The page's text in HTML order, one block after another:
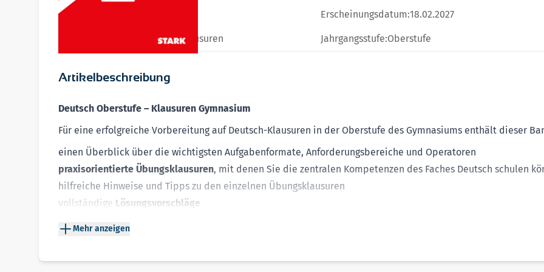
Artikelbeschreibung
Deutsch Oberstufe – Klausuren Gymnasium
Für eine erfolgreiche Vorbereitung auf Deutsch-Klausuren in der Oberstufe des Gymnasiums enthält dieser
einen Überblick über die wichtigsten Aufgabenformate, Anforderungsbereiche und Operatoren
praxisorientierte Übungsklausuren, mit denen Sie die zentralen Kompetenzen des Faches Deutsch schulen
hilfreiche Hinweise und Tipps zu den einzelnen Übungsklausuren
vollständige Lösungsvorschläge
Mehr anzeigen
Produkttyp: Erscheinungsdatum:18.02.2027
Klassenarbeiten und Klausuren Jahrgangsstufe:Oberstufe